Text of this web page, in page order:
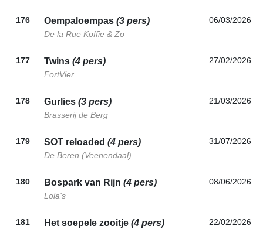
176 Oempaloempas (3 pers)
De la Rue Koffie & Zo
06/03/2026
177 Twins (4 pers)
FortVier
27/02/2026
178 Gurlies (3 pers)
Brasserij de Berg
21/03/2026
179 SOT reloaded (4 pers)
De Beren (Veenendaal)
31/07/2026
180 Bospark van Rijn (4 pers)
Lola's
08/06/2026
181 Het soepele zooitje (4 pers) 22/02/2026